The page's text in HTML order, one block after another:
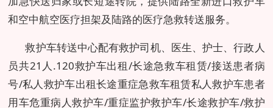
和空中航空医疗担架及陆路的医疗急救转送服务。
救护车转送中心配有救护司机、医生、护士、行政人
员共21人.120救护车出租/长途急救车租赁/接送患者病
号/私人救护车出租长途重症急救车租赁私人救护车患者
用车危重病人救护车/重症监护救护车/长途救护车/救护